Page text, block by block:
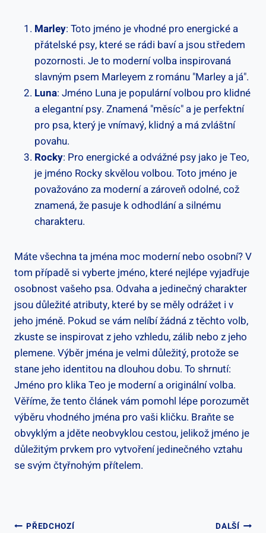
Marley: Toto jméno je vhodné pro energické‍ a
přátelské psy, které ⁣se rádi baví a jsou středem
pozornosti. Je to moderní volba inspirovaná
slavným psem Marleyem ‌z románu "Marley a⁢ já".
Luna: Jméno Luna je populární⁢ volbou pro klidné
a elegantní psy. Znamená "měsíc" a je perfektní
pro psa,​ který⁤ je vnímavý, klidný​ a má zvláštní
povahu.
Rocky: Pro energické a odvážné psy jako je Teo,
je jméno Rocky skvělou volbou. Toto jméno je
považováno ⁣za moderní a zároveň odolné, což
znamená, že pasuje k​ odhodlání a silnému
charakteru.
Máte všechna ta jména moc moderní ⁤nebo osobní? V
tom případě si vyberte jméno, které nejlépe ‍vyjadřuje⁤
osobnost vašeho psa. Odvaha a jedinečný charakter
jsou důležité atributy, které by se měly odrážet i v
jeho jméně. Pokud se vám⁣ nelíbí žádná z těchto ⁢volb,
zkuste se inspirovat z jeho vzhledu, zálib nebo z jeho ​
plemene. Výběr jména je velmi⁤ důležitý, protože se
⁤stane jeho identitou na dlouhou ⁤dobu. ​To shrnutí:
Jméno⁢ pro klika Teo je ‍moderní a ⁢originální volba.⁤
Věříme, že tento článek vám pomohl‍ lépe ⁤porozumět
výběru vhodného jména pro vaši kličku. ‌Braňte se
obvyklým a jděte neobvyklou cestou, jelikož ​jméno je
důležitým prvkem pro vytvoření jedinečného ⁣vztahu
se ⁣svým čtyřnohým přítelem.
Navigace
PŘEDCHOZÍ DALŠÍ